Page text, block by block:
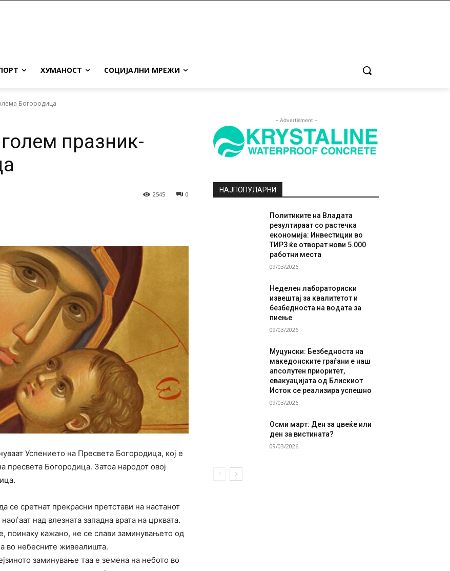
ХУМАНОСТ СОЦИЈАЛНИ МРЕЖИ
Богородица
празник-
0
2545
Успението на Пресвета Богородица, кој е
пресвета Богородица. Затоа народот овој
се сретнат прекрасни претстави на настанот
над влезната западна врата на црквата.
поинаку кажано, не се слави заминувањето од
во небесните живеалишта.
заминување таа е земена на небото во
- Advertisment -
НАЈПОПУЛАРНИ
Политиките на Владата
резултираат со растечка
економија: Инвестиции во
ТИРЗ ќе отворат нови 5.000
работни места
09/03/2026
Неделен лабораториски
извештај за квалитетот и
безбедноста на водата за
пиење
09/03/2026
Муцунски: Безбедноста на
македонските граѓани е наш
апсолутен приоритет,
евакуацијата од Блискиот
Исток се реализира успешно
09/03/2026
Осми март: Ден за цвеќе или
ден за вистината?
09/03/2026